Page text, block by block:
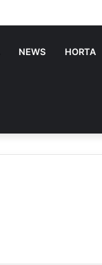
NEWS HORTA